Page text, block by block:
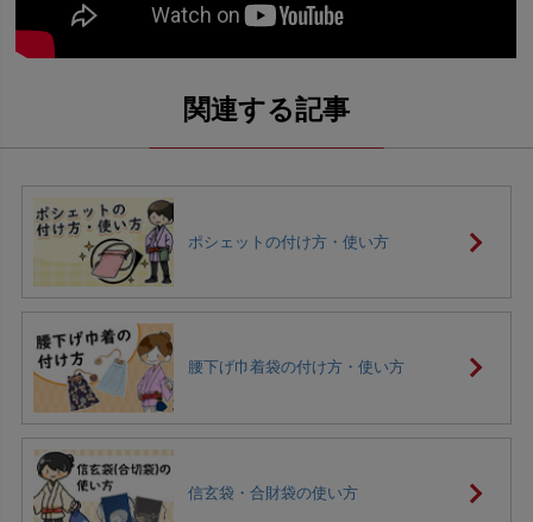
ポシェットの付け方・使い方
腰下げ巾着袋の付け方・使い方
信玄袋・合財袋の使い方